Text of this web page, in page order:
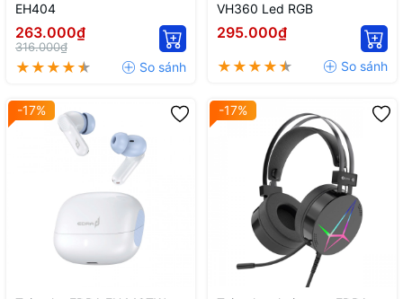
EH404
263.000₫
316.000₫
VH360 Led RGB
295.000₫
-17% -17%